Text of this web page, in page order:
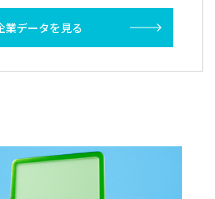
業データを見る